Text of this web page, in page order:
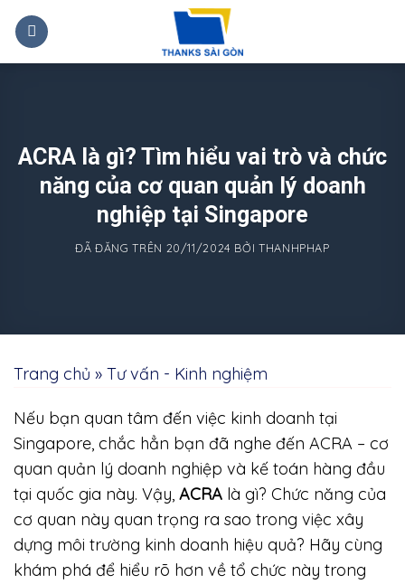
Chuyển
đến
nội
ACRA là gì? Tìm hiểu vai trò và chức
năng của cơ quan quản lý doanh
nghiệp tại Singapore
ĐÃ ĐĂNG TRÊN 20/11/2024 BỞI THANHPHAP
Trang chủ » Tư vấn - Kinh nghiệm
Nếu bạn quan tâm đến việc kinh doanh tại
Singapore, chắc hẳn bạn đã nghe đến ACRA – cơ
quan quản lý doanh nghiệp và kế toán hàng đầu
tại quốc gia này. Vậy, ACRA là gì? Chức năng của
cơ quan này quan trọng ra sao trong việc xây
dựng môi trường kinh doanh hiệu quả? Hãy cùng
khám phá để hiểu rõ hơn về tổ chức này trong